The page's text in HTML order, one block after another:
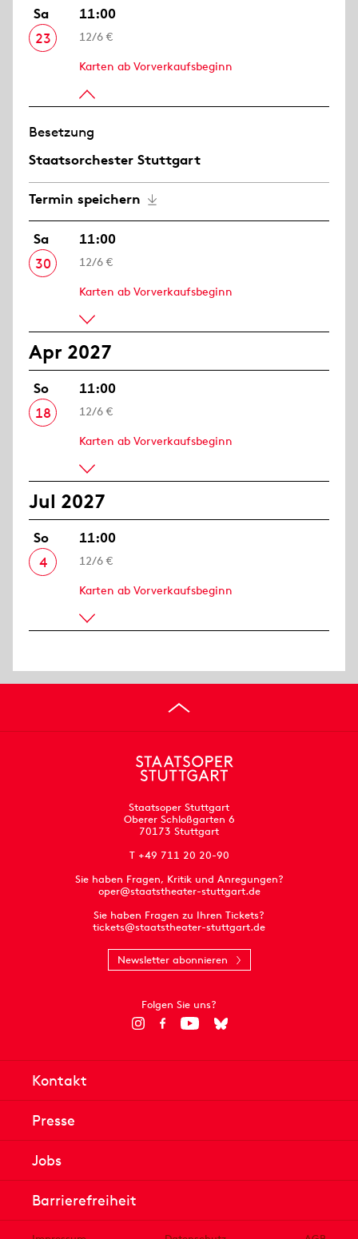
Sa
23
11:00
12/6 €
Karten ab Vorverkaufsbeginn
Besetzung
Staatsorchester Stuttgart
Termin speichern
Sa
30
11:00
12/6 €
Karten ab Vorverkaufsbeginn
Apr 2027
So
18
11:00
12/6 €
Karten ab Vorverkaufsbeginn
Jul 2027
So
4
11:00
12/6 €
Karten ab Vorverkaufsbeginn
Staatsoper Stuttgart
Oberer Schloßgarten 6
70173 Stuttgart
T +49 711 20 20-90
Sie haben Fragen, Kritik und Anregungen?
oper@staatstheater-stuttgart.de
Sie haben Fragen zu Ihren Tickets?
tickets@staatstheater-stuttgart.de
Newsletter abonnieren
Folgen Sie uns?
Kontakt
Presse
Jobs
Barrierefreiheit